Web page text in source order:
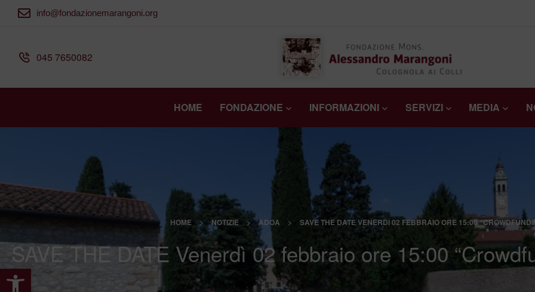
Apri la barra degli strumenti
info@fondazionemarangoni.org
045 7650082
HOME FONDAZIONE INFORMAZIONI SERVIZI MEDIA
HOME > NOTIZIE > ADOA > SAVE THE DATE VENERDÌ 02 FEBBRAIO ORE 15:00
SAVE THE DATE Venerdì 02 febbraio ore 15:00